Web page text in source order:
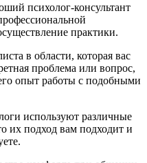
психолог-консультант
практики.
в области, которая вас
проблема или вопрос,
опыт работы с подобными
используют различные
их подход вам подходит и